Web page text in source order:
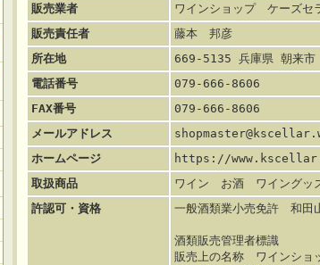
販売業者
ワインショップ ケーズ
販売責任者
藤本 邦彦
所在地
669-5135 兵庫県 朝来市
電話番号
079-666-8606
FAX番号
079-666-8606
メールアドレス
ホームページ
https://
取扱商品
ワイン お酒 ワイングッ
許認可・資格
一般酒類業小売免許 和田
酒類販売管理者標識
販売上の名称 ワインショ